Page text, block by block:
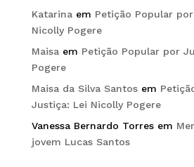
Katarinaem Petição Popular
Nicolly Pogere
Maisaem Petição Popular por
Pogere
Maisa da Silva Santosem
Justiça: Lei Nicolly Pogere
Vanessa Bernardo Torresem
jovem Lucas Santos